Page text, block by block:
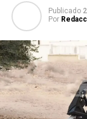
Publicado
Por